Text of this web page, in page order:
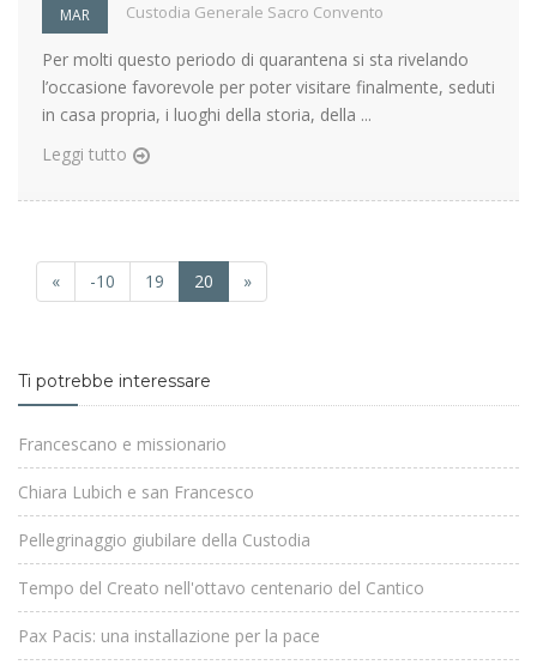
MAR Custodia Generale Sacro Convento
Per molti questo periodo di quarantena si sta rivelando
l’occasione favorevole per poter visitare finalmente, seduti
in casa propria, i luoghi della storia, della ...
Leggi tutto
« -10 19 20 »
Ti potrebbe interessare
Francescano e missionario
Chiara Lubich e san Francesco
Pellegrinaggio giubilare della Custodia
Tempo del Creato nell'ottavo centenario del Cantico
Pax Pacis: una installazione per la pace